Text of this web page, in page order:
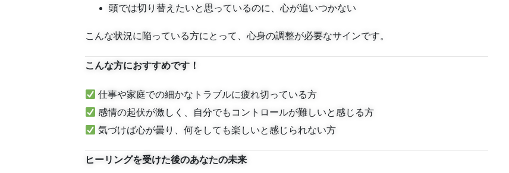
頭では切り替えたいと思っているのに、心が追いつかない
こんな状況に陥っている方にとって、心身の調整が必要なサインです。
こんな方におすすめです！
仕事や家庭での細かなトラブルに疲れ切っている方
感情の起伏が激しく、自分でもコントロールが難しいと感じる方
気づけば心が曇り、何をしても楽しいと感じられない方
ヒーリングを受けた後のあなたの未来